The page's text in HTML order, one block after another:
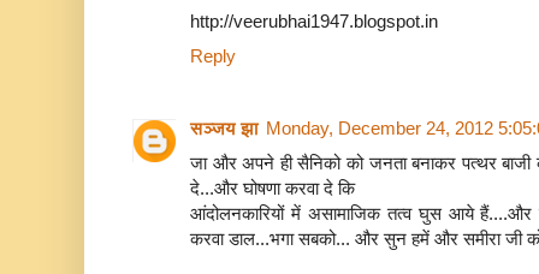
http://veerubhai1947.blogspot.in
Reply
सञ्जय झा Monday, December 24, 2012
जा और अपने ही सैनिको को जनता बनाकर पत्थर
दे...और घोषणा करवा दे कि
आंदोलनकारियों में असामाजिक तत्व घुस आये हैं....और
करवा डाल...भगा सबको... और सुन हमें और समीरा जी